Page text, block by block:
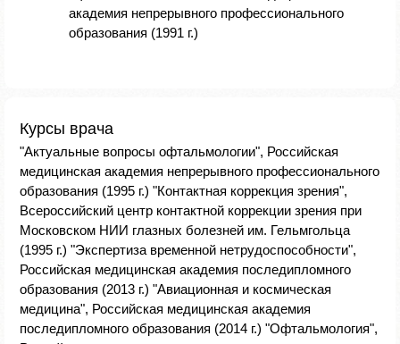
академия непрерывного профессионального
образования (1991 г.)
Курсы врача
"Актуальные вопросы офтальмологии", Российская
медицинская академия непрерывного профессионального
образования (1995 г.) "Контактная коррекция зрения",
Всероссийский центр контактной коррекции зрения при
Московском НИИ глазных болезней им. Гельмгольца
(1995 г.) "Экспертиза временной нетрудоспособности",
Российская медицинская академия последипломного
образования (2013 г.) "Авиационная и космическая
медицина", Российская медицинская академия
последипломного образования (2014 г.) "Офтальмология",